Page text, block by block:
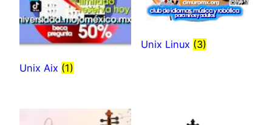
Unix Aix (1)
Unix Linux (3)